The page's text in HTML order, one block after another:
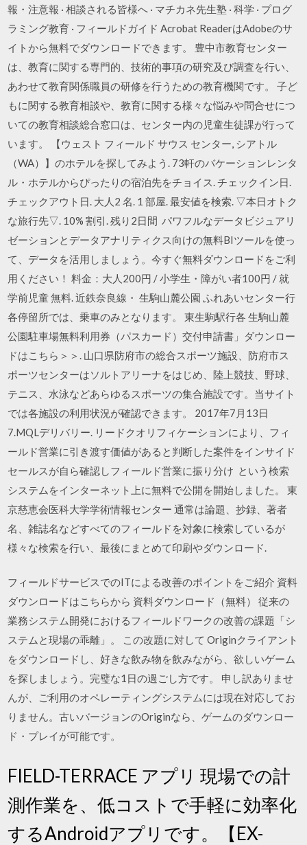
報・注意報 · 相談される皆様へ · マチカネ先生塾 · 科学 · プログ
ラミング教育 · フィールドガイド Acrobat ReaderはAdobeのサ
イトから無料でダウンロードできます。 豊中市教育センター
は、教育に関する専門的、技術的事項の研究及び調査を行い、
あわせて教育関係職員の研修を行うための教育機関です。 子ど
もに関する教育相談や、教育に関する様々な悩みや問合せにつ
いての教育相談総合窓口は、センター内の児童生徒課が行って
います。 【ウェスト フィールド サウス センター, シアトル
（WA）】のホテルを探してみよう. 73軒のバケーションレンタ
ル・ホテルからぴったりの宿泊先をチョイス. チェックイン日.
チェックアウト日. 大人2 名. 1 部屋. 最安値を検索. ▽本日オトク
な旅行先▽. 10% 割引. 残り2日間 パワフルなデータビジュアリ
ゼーションとデータアナリティクス向けの無料BIツールを使っ
て、データを活用しましょう。今すぐ無料ダウンロードをご利
用ください！ 料金：大人200円 / 小学生・障がい者100円 / 就
学前児童 無料. 近鉄奈良線・ 生駒山麓公園 ふれあいセンター行
各停留所では、乗車のみとなります。 東生駒駅行各 生駒山麓
公園駐車場無料利用券（パスカード）交付申請書」ダウンロー
ドはこちら＞＞. 山口県防府市の総合スポーツ施設、防府市ス
ポーツセンターはソルトアリーナをはじめ、陸上競技、野球、
テニス、水泳などあらゆるスポーツの集合施設です。当サイト
では各施設の利用状況が確認できます。 2017年7月13日
7.MQLデリバリー. リードクオリフィケーションにより、フィ
ールド営業に引き渡す価値があると判断した案件をインサイド
セールスが自ら確認しフィールド営業に振り分け という検索
システムをインターネット上に無料で公開を開始しました。 東
京慈恵会医科大学学術情報センター 通常は論題、抄録、著者
名、雑誌名などすべてのフィールドを対象に検索しているが
様々な検索を行い、最後にまとめて印刷やダウンロード.
フィールドサービスでのITによる改善のポイントをご紹介 資料
ダウンロードはこちらから 資料ダウンロード（無料） 従来の
業務システム開発におけるフィールドワークの改善の課題「シ
ステムと現場の乖離」。 この改題に対して Originクライアント
をダウンロードし、好きな飲み物を飲みながら、欲しいゲーム
を探しましょう。完璧な1日の過ごし方です。 申し訳ありませ
んが、ご利用のオペレーティングシステムには現在対応してお
りません。古いバージョンのOriginなら、ゲームのダウンロー
ド・プレイが可能です。
FIELD-TERRACE アプリ 現場での計
測作業を、低コストで手軽に効率化
するAndroidアプリです。【EX-